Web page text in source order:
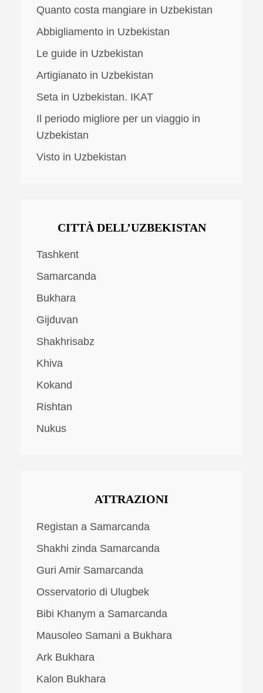
Quanto costa mangiare in Uzbekistan
Abbigliamento in Uzbekistan
Le guide in Uzbekistan
Artigianato in Uzbekistan
Seta in Uzbekistan. IKAT
Il periodo migliore per un viaggio in
Uzbekistan
Visto in Uzbekistan
CITTÀ DELL’UZBEKISTAN
Tashkent
Samarcanda
Bukhara
Gijduvan
Shakhrisabz
Khiva
Kokand
Rishtan
Nukus
ATTRAZIONI
Registan a Samarcanda
Shakhi zinda Samarcanda
Guri Amir Samarcanda
Osservatorio di Ulugbek
Bibi Khanym a Samarcanda
Mausoleo Samani a Bukhara
Ark Bukhara
Kalon Bukhara